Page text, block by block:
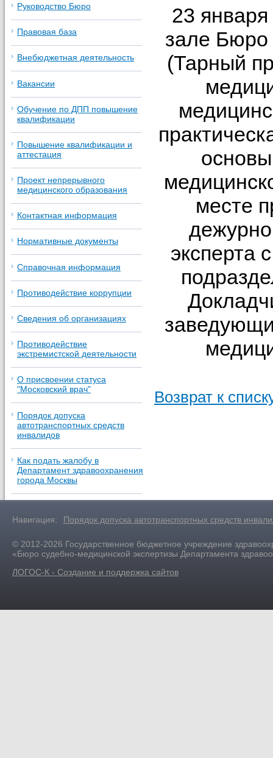
23
зале Бюро
(Тарный
месте
эксперта
Возврат к
Руководство Бюро
Правовая база
Внебюджетная деятельность
Вакансии
Обучение по ДПП повышение
квалификации
Повышение квалификации и
аттестация
Проект непрерывного
медицинского образования
Контактная информация
Нормативные документы
Справочная информация
Противодействие коррупции
Сведения об организациях
Противодействие
экстремистской деятельности
О присвоении статуса
"Московский врач"
Порядок допуска
автотранспортных средств
инвалидов
Как подать жалобу в
Департамент здравоохранения
города Москвы
Навигация: Порядок допуска автотранспортных средств
© 2012-2026 Государственное бюджетное учреждение
«Бюро судебно-медицинской экспертизы Департамента
ЛОГОС-К - Создание и поддержка сайтов